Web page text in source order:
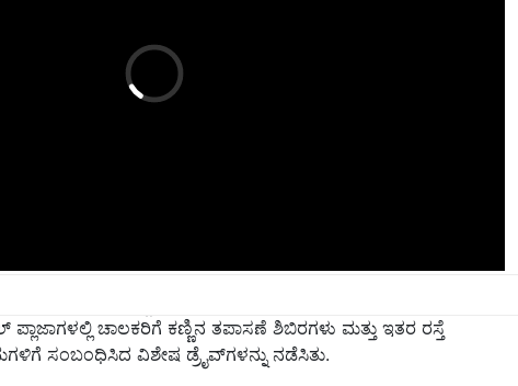
ರಸ್ತೆ ಮಾಲೀಕತ್ವದ ಏಜೆನ್ಸಿಗಳು ಸಂಚಾರ ನಿಯಮಗಳು ಮತ್ತು ನಿಯಂತ್ರಣಗಳ
ಚಾಲಕರಿಗೆ ಕಣ್ಣಿನ ತಪಾಸಣೆ ಶಿಬಿರಗಳು ಮತ್ತು ಇತರ ರಸ್ತೆ
ಸಂಬಂಧಿಸಿದ ವಿಶೇಷ ಡ್ರೈವ್‌ಗಳನ್ನು ನಡೆಸಿತು.
ಮತ್ತು ಕೇಂದ್ರಾಡಳಿತ ಪ್ರದೇಶಗಳು, ಎನ್‌ಜಿಒಗಳು, ಖಾಸಗಿ ಕಂಪನಿಗಳು ಮತ್ತು